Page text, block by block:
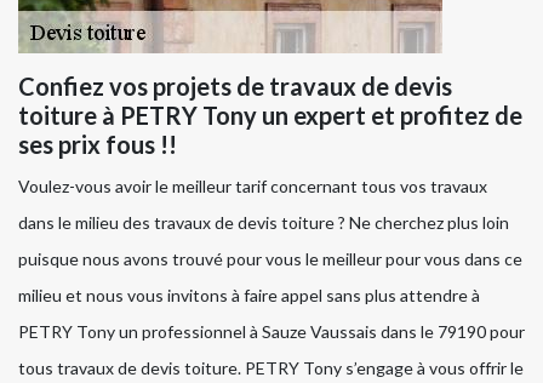
Confiez vos projets de travaux de devis
toiture à PETRY Tony un expert et profitez de
ses prix fous !!
Voulez-vous avoir le meilleur tarif concernant tous vos travaux
dans le milieu des travaux de devis toiture ? Ne cherchez plus loin
puisque nous avons trouvé pour vous le meilleur pour vous dans ce
milieu et nous vous invitons à faire appel sans plus attendre à
PETRY Tony un professionnel à Sauze Vaussais dans le 79190 pour
tous travaux de devis toiture. PETRY Tony s’engage à vous offrir le